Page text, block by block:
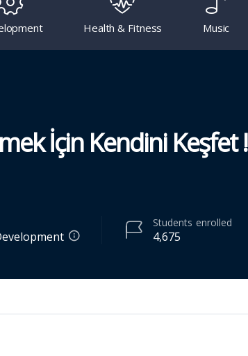
Health & Fitness Music
İçin Kendini Keşfet !
4,675
Students enrolled